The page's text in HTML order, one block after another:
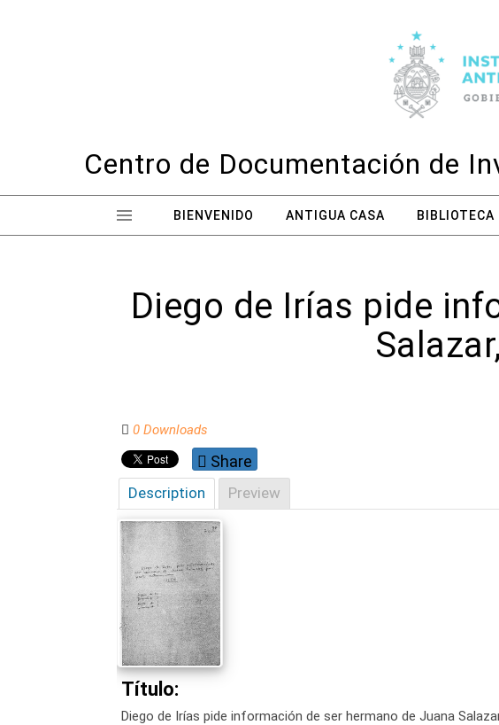
Centro de Documentación de
BIENVENIDO ANTIGUA CASA BIBLIOTECA
Diego de Irías pide
0 Downloads
Share
Description Preview
Título:
Diego de Irías pide información de ser hermano de Juana